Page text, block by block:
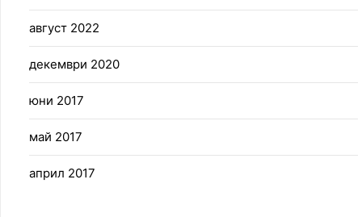
август 2022
декември 2020
юни 2017
май 2017
април 2017